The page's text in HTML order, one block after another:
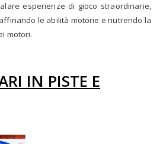
esperienze di gioco straordinarie,
le abilità motorie e nutrendo la
motori.
IN PISTE E